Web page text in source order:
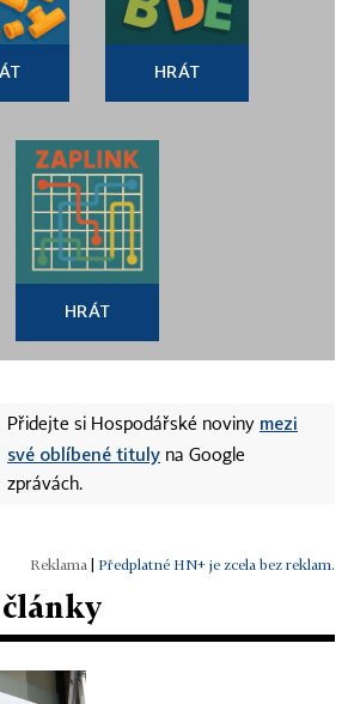
HRÁT
HRÁT
Přidejte si Hospodářské noviny mezi
své oblíbené tituly na Google
zprávách.
Předplatné HN+ je zcela bez reklam.